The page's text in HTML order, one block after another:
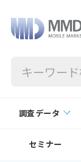
調査データ
セミナー